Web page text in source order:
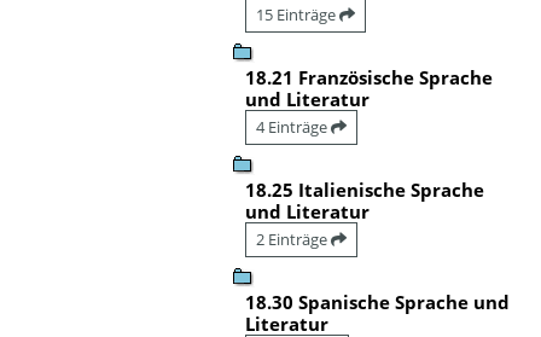
15 Einträge
18.21 Französische Sprache
und Literatur
4 Einträge
18.25 Italienische Sprache
und Literatur
2 Einträge
18.30 Spanische Sprache und
Literatur